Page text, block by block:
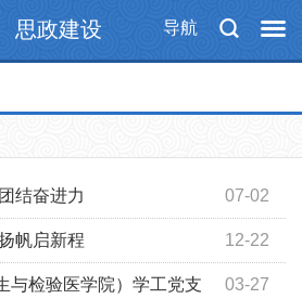
导航
思政建设
07-02
结奋进力
12-22
帆启新程
03-27
与检验医学院）学工党支